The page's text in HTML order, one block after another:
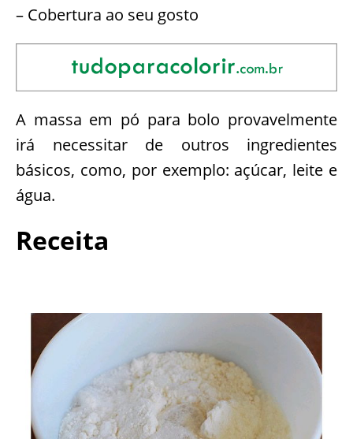
– Cobertura ao seu gosto
A massa em pó para bolo provavelmente
irá necessitar de outros ingredientes
básicos, como, por exemplo: açúcar, leite e
água.
Receita